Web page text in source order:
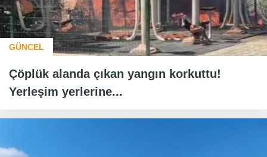
GÜNCEL
Çöplük alanda çıkan yangın korkuttu!
Yerleşim yerlerine...